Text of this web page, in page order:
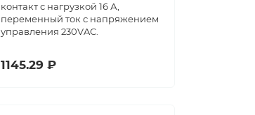
контакт с нагрузкой 16 А,
переменный ток с напряжением
управления 230VAC.
1145.29 ₽